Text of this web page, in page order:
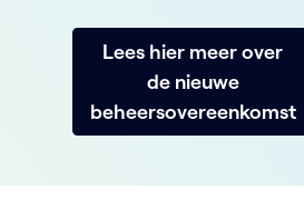
Lees hier meer over
de nieuwe
beheersovereenkomst